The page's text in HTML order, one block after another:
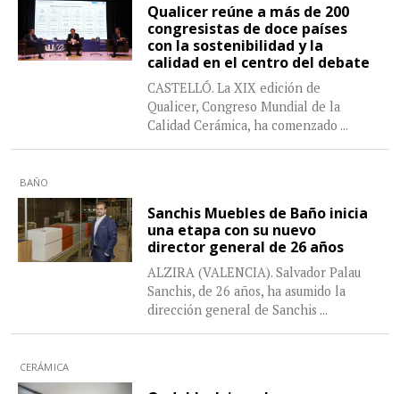
Qualicer reúne a más de 200
congresistas de doce países
con la sostenibilidad y la
calidad en el centro del debate
CASTELLÓ. La XIX edición de
Qualicer, Congreso Mundial de la
Calidad Cerámica, ha comenzado ...
BAÑO
Sanchis Muebles de Baño inicia
una etapa con su nuevo
director general de 26 años
ALZIRA (VALENCIA). Salvador Palau
Sanchis, de 26 años, ha asumido la
dirección general de Sanchis ...
CERÁMICA